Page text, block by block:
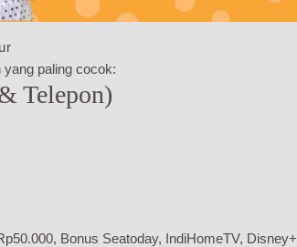
yang paling cocok:
Telepon)
Bonus Seatoday, IndiHomeTV, Disney+